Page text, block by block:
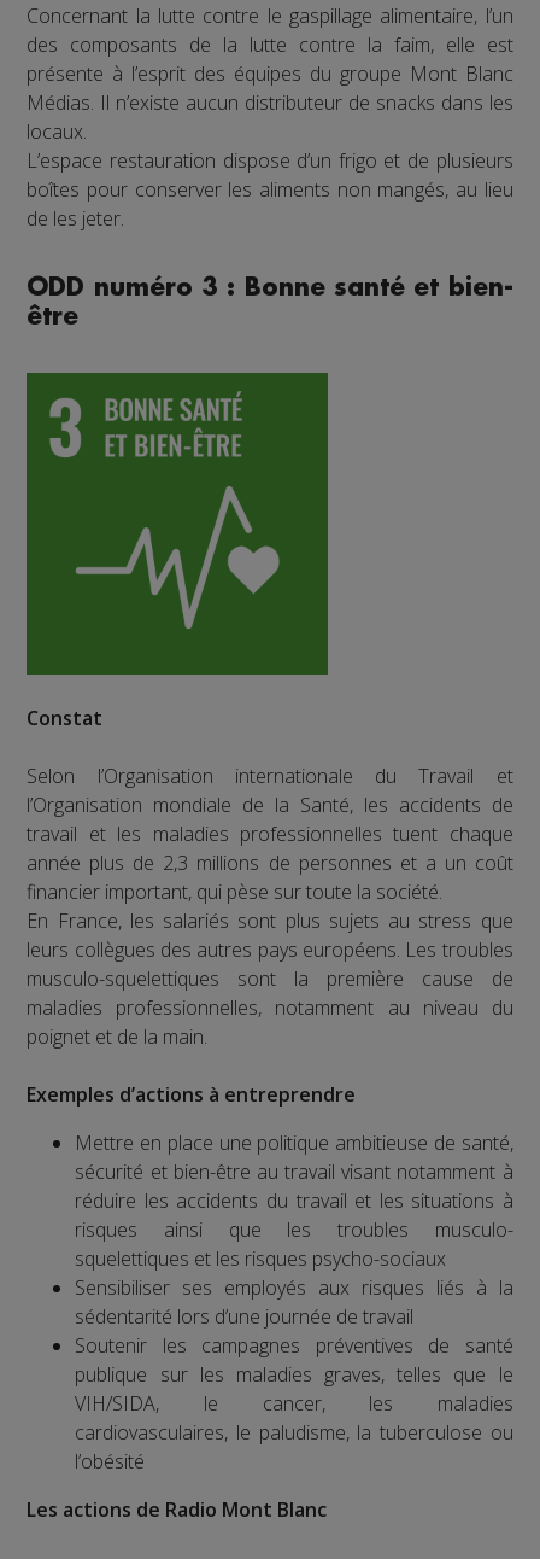
Concernant la lutte contre le gaspillage alimentaire, l’un
des composants de la lutte contre la faim, elle est
présente à l’esprit des équipes du groupe Mont Blanc
Médias. Il n’existe aucun distributeur de snacks dans les
locaux.
L’espace restauration dispose d’un frigo et de plusieurs
boîtes pour conserver les aliments non mangés, au lieu
de les jeter.
ODD numéro 3 : Bonne santé et bien-
être
Constat
Selon l’Organisation internationale du Travail et
l’Organisation mondiale de la Santé, les accidents de
travail et les maladies professionnelles tuent chaque
année plus de 2,3 millions de personnes et a un coût
financier important, qui pèse sur toute la société.
En France, les salariés sont plus sujets au stress que
leurs collègues des autres pays européens. Les troubles
musculo-squelettiques sont la première cause de
maladies professionnelles, notamment au niveau du
poignet et de la main.
Exemples d’actions à entreprendre
Mettre en place une politique ambitieuse de santé,
sécurité et bien-être au travail visant notamment à
réduire les accidents du travail et les situations à
risques ainsi que les troubles musculo-
squelettiques et les risques psycho-sociaux
Sensibiliser ses employés aux risques liés à la
sédentarité lors d’une journée de travail
Soutenir les campagnes préventives de santé
publique sur les maladies graves, telles que le
VIH/SIDA, le cancer, les maladies
cardiovasculaires, le paludisme, la tuberculose ou
l’obésité
Les actions de Radio Mont Blanc